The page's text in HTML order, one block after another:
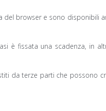
del browser e sono disponibili
è fissata una scadenza, in
da terze parti che possono